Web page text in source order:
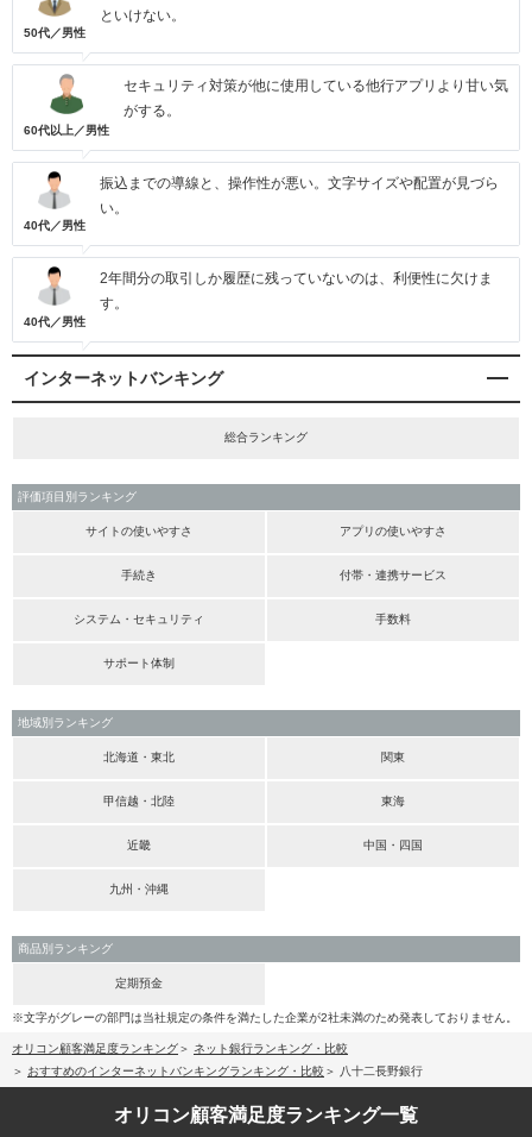
50代／男性
といけない。
60代以上／男性
セキュリティ対策が他に使用している他行アプリより甘い気
がする。
40代／男性
振込までの導線と、操作性が悪い。文字サイズや配置が見づら
い。
40代／男性
2年間分の取引しか履歴に残っていないのは、利便性に欠けま
す。
インターネットバンキング
総合ランキング
評価項目別ランキング
サイトの使いやすさ アプリの使いやすさ
手続き 付帯・連携サービス
システム・セキュリティ 手数料
サポート体制
地域別ランキング
北海道・東北 関東
甲信越・北陸 東海
近畿 中国・四国
九州・沖縄
商品別ランキング
定期預金
※文字がグレーの部門は当社規定の条件を満たした企業が2社未満のため発表しておりません。
オリコン顧客満足度ランキング
ネット銀行ランキング・比較
おすすめのインターネットバンキングランキング・比較
八十二長野銀行
オリコン顧客満足度ランキング一覧